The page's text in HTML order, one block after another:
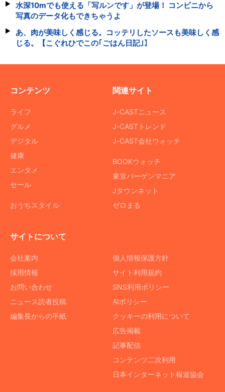
水深10mでも使える「写ルンです」が登場！ コンビニから
写真のデータ化もできちゃうよ
あ、肉が美味しく感じる。コッテリしたソースも美味しく感
じる。【こぐれひでこの｢ごはん日記｣】
コンテンツ
ライフ
グルメ
デジタル
健康
エンタメ
セール
おうちスタイル
関連サイト
J-CASTニュース
J-CASTトレンド
J-CAST会社ウォッチ
BOOKウォッチ
東京バーゲンマニア
Jタウンネット
ゼロまる
サイトについて
会社案内
採用情報
お問い合わせ
ニュース読者投稿
編集長からの手紙
個人情報保護方針
サイト利用規約
SNS利用ポリシー
AIポリシー
クッキーの利用について
広告掲載
記事配信
コンテンツ二次利用
日本インターネット報道協会